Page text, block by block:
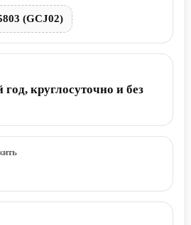
(GCJ02)
круглосуточно и без